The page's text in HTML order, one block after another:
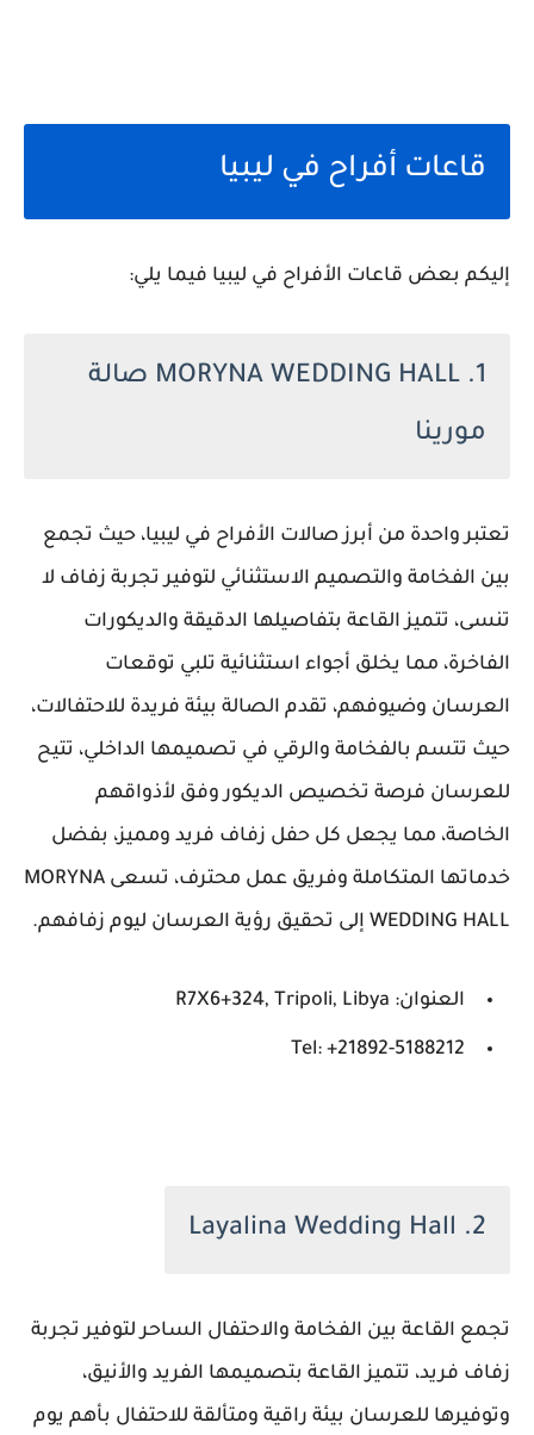
قاعات أفراح في ليبيا
إليكم بعض قاعات الأفراح في ليبيا فيما يلي:
1. MORYNA WEDDING HALL صالة
مورينا
تعتبر واحدة من أبرز صالات الأفراح في ليبيا، حيث تجمع
بين الفخامة والتصميم الاستثنائي لتوفير تجربة زفاف لا
تنسى، تتميز القاعة بتفاصيلها الدقيقة والديكورات
الفاخرة، مما يخلق أجواء استثنائية تلبي توقعات
العرسان وضيوفهم، تقدم الصالة بيئة فريدة للاحتفالات،
حيث تتسم بالفخامة والرقي في تصميمها الداخلي، تتيح
للعرسان فرصة تخصيص الديكور وفق لأذواقهم
الخاصة، مما يجعل كل حفل زفاف فريد ومميز، بفضل
خدماتها المتكاملة وفريق عمل محترف، تسعى MORYNA
WEDDING HALL إلى تحقيق رؤية العرسان ليوم زفافهم.
العنوان: R7X6+324, Tripoli, Libya
Tel: +21892-5188212
2. Layalina Wedding Hall
تجمع القاعة بين الفخامة والاحتفال الساحر لتوفير تجربة
زفاف فريد، تتميز القاعة بتصميمها الفريد والأنيق،
وتوفيرها للعرسان بيئة راقية ومتألقة للاحتفال بأهم يوم